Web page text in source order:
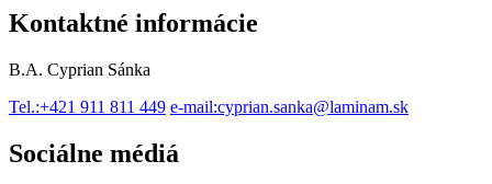
Kontaktné informácie
B.A. Cyprian Sánka
Tel.:+421 911 811 449 e-mail:cyprian.sanka@laminam.sk
Sociálne médiá